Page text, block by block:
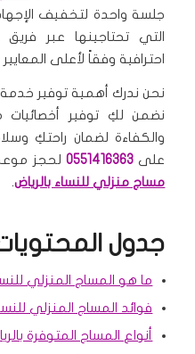
جلسة واحدة لتخفيف
التي تحتاجينها عبر
احترافية وفقاً لأعلى
نحن ندرك أهمية توفير
نضمن لكِ توفير أخصائيات
والكفاءة لضمان راحتكِ
على 0551416363لحجز
مساج منزلي للنساء بالرياض.
جدول
ما هو المساج المنزلي
فوائد المساج المنزلي
أنواع المساج المتوفرة